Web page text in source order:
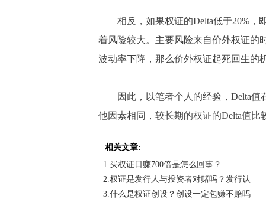
相反，如果权证的Delta低于20%，
着风险较大。主要风险来自价外权证的
波动率下降，那么价外权证起死回生的
因此，以笔者个人的经验，Delta值
他因素相同，较长期的权证的Delta值比
相关文章:
1.买权证日赚700倍是怎么回事？
2.权证是发行人与投资者对赌吗？发行认
3.什么是权证创设？创设一定包赚不赔吗